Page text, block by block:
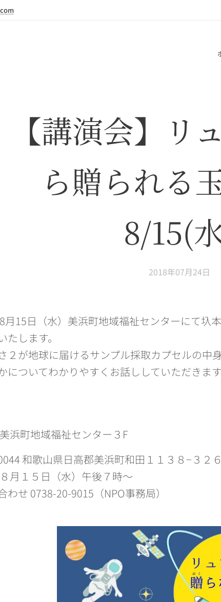
【講演会】リ
ら贈られる
8/15(
2018年07月24日
月15日（水）美浜町地域福祉センターにて圦
たします。
２が地球に届けるサンプル採取カプセルの中
についてわかりやすくお話ししていただきます
浜町地域福祉センター３F
和歌山県日高郡美浜町和田１１３８−３２６
月１５日（水）午後７時～
わせ 0738-20-9015（NPO事務局）